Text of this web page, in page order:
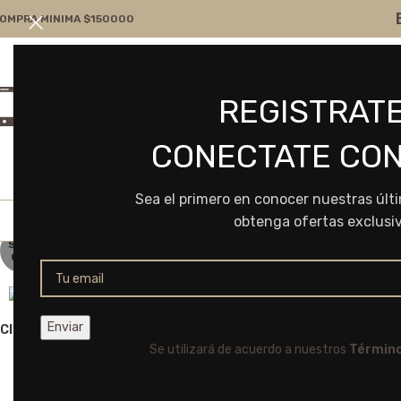
CONECTATE
Sea el primero en conocer nuestras
obtenga ofertas
Se utilizará de acuerdo a nuestros
MINIMA $150000
ventas@frvr.com.ar
SOLD
OUT
Click to enlarge